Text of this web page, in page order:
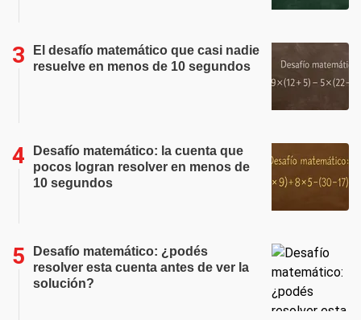
El desafío matemático que casi nadie
resuelve en menos de 10 segundos
Desafío matemático: la cuenta que
pocos logran resolver en menos de
10 segundos
Desafío matemático: ¿podés
resolver esta cuenta antes de ver la
solución?